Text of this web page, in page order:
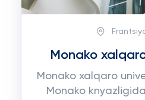
Monako
Monako xalqaro
Monako